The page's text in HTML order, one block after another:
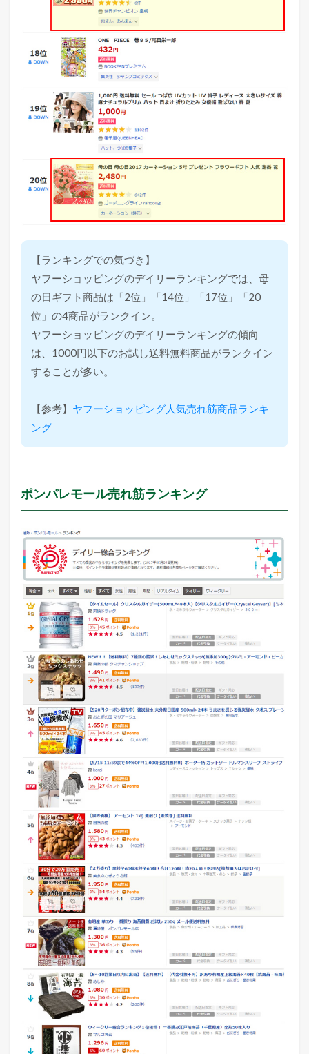
【ランキングでの気づき】
ヤフーショッピングのデイリーランキングでは、母
の日ギフト商品は「2位」「14位」「17位」「20
位」の4商品がランクイン。
ヤフーショッピングのデイリーランキングの傾向
は、1000円以下のお試し送料無料商品がランクイン
することが多い。
【参考】 ヤフーショッピング人気売れ筋商品ランキ
ング
ポンパレモール売れ筋ランキング